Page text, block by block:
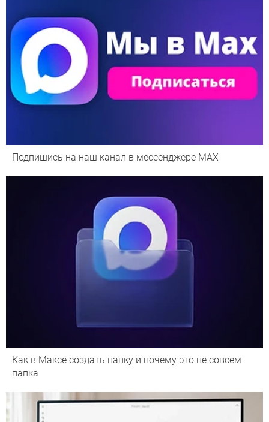
Подпишись на наш канал в мессенджере МАХ
Как в Максе создать папку и почему это не совсем
папка